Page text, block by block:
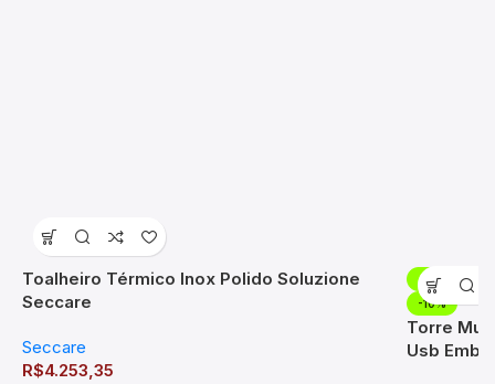
Toalheiro Térmico Inox Polido Soluzione
Seccare
Seccare
R$4.253,35
-10%
-10%
Torre
Usb